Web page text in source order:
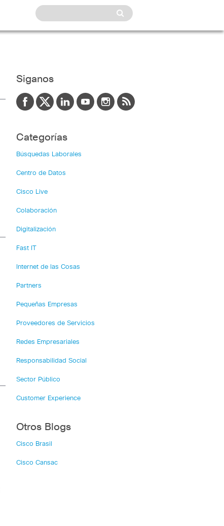
Siganos
Categorías
Búsquedas Laborales
Centro de Datos
Cisco Live
Colaboración
Digitalización
Fast IT
Internet de las Cosas
Partners
Pequeñas Empresas
Proveedores de Servicios
Redes Empresariales
Responsabilidad Social
Sector Público
Customer Experience
Otros Blogs
Cisco Brasil
Cisco Cansac